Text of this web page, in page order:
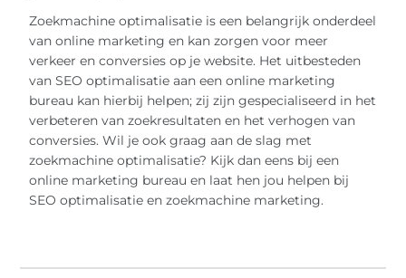
Zoekmachine optimalisatie is een belangrijk onderdeel
van online marketing en kan zorgen voor meer
verkeer en conversies op je website. Het uitbesteden
van SEO optimalisatie aan een online marketing
bureau kan hierbij helpen; zij zijn gespecialiseerd in het
verbeteren van zoekresultaten en het verhogen van
conversies. Wil je ook graag aan de slag met
zoekmachine optimalisatie? Kijk dan eens bij een
online marketing bureau en laat hen jou helpen bij
SEO optimalisatie en zoekmachine marketing.